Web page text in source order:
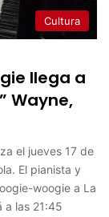
Cultura
llega a
Wayne,
el jueves 17 de
El pianista y
woogie a La
a las 21:45